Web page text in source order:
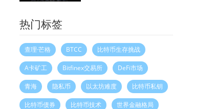
热门标签
查理·芒格 BTCC 比特币生存挑战
A卡矿工 Bitfinex交易所 DeFi市场
青海 隐私币 以太坊难度 比特币私钥
比特币债券 比特币技术 世界金融格局